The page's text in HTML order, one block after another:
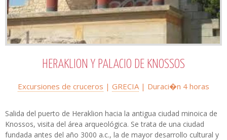
HERAKLION Y PALACIO DE KNOSSOS
Excursiones de cruceros | GRECIA| Duraci�n 4 horas
Salida del puerto de Heraklion hacia la antigua ciudad minoica de
Knossos, visita del área arqueológica. Se trata de una ciudad
fundada antes del año 3000 a.c., la de mayor desarrollo cultural y